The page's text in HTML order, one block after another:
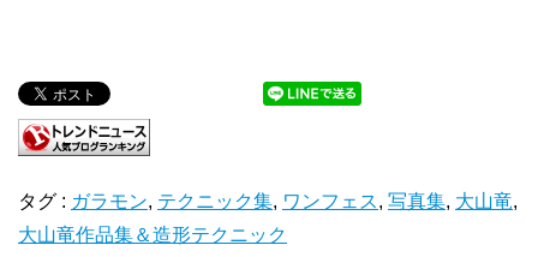
タグ : ガラモン, テクニック集, ワンフェス, 写真集, 大山竜,
大山竜作品集＆造形テクニック